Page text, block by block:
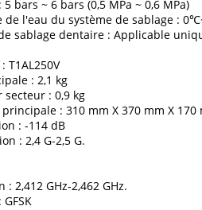
bars ~ 6 bars (0,5 MPa ~ 0,6 MPa)
de l'eau du système de sablage :
sablage dentaire : Applicable
T1AL250V
: 2,1 kg
: 0,9 kg
: 310 mm X 370 mm X 170
: -114 dB
: 2,4 G-2,5 G.
2,412 GHz-2,462 GHz.